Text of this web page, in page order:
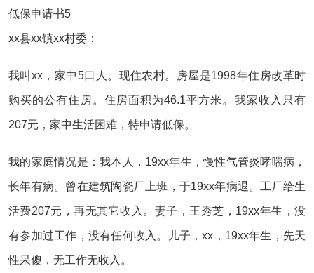
低保申请书5
xx县xx镇xx村委：
我叫xx，家中5口人。现住农村。房屋是1998年住房改革时
购买的公有住房。住房面积为46.1平方米。我家收入只有
207元，家中生活困难，特申请低保。
我的家庭情况是：我本人，19xx年生，慢性气管炎哮喘病，
长年有病。曾在建筑陶瓷厂上班，于19xx年病退。工厂给生
活费207元，再无其它收入。妻子，王秀芝，19xx年生，没
有参加过工作，没有任何收入。儿子，xx，19xx年生，先天
性呆傻，无工作无收入。